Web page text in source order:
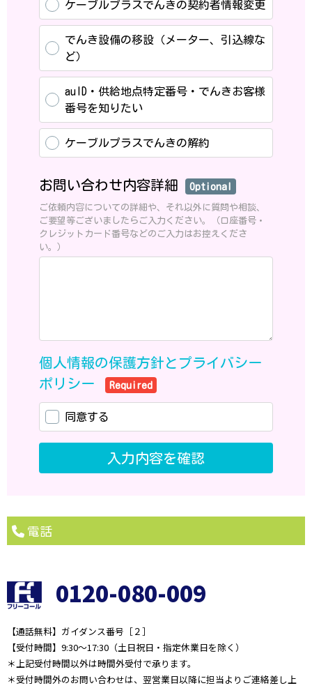
電話
0120-080-009
【通話無料】ガイダンス番号［２］
【受付時間】9:30～17:30（土日祝日・指定休業日を除く）
＊上記受付時間以外は時間外受付で承ります。
＊受付時間外のお問い合わせは、翌営業日以降に担当よりご連絡差し上